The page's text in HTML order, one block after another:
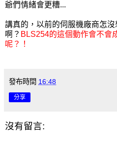
爺們情緒會更糟...
講真的，以前的伺服機廠商怎
啊？ BLS254的這個動作會不會
呢？！
發布時間 16:48
分享
沒有留言: